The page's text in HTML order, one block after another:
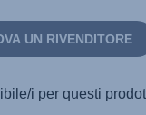
UN RIVENDITORE
i per questi